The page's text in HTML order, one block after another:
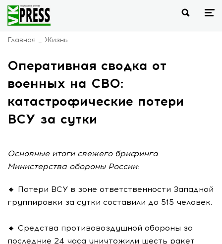
Главная Жизнь
Оперативная сводка от
военных на СВО:
катастрофические потери
ВСУ за сутки
Основные итоги свежего брифинга
Министерства обороны России:
🔸 Потери ВСУ в зоне ответственности Западной
группировки за сутки составили до 515 человек.
🔸 Средства противовоздушной обороны за
последние 24 часа уничтожили шесть ракет